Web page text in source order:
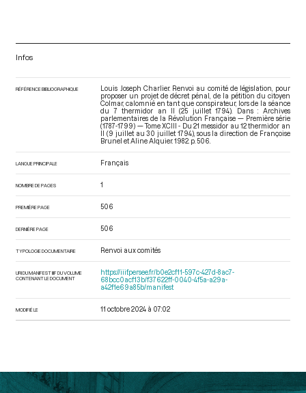
Infos
RÉFÉRENCE BIBLIOGRAPHIQUE
Louis Joseph Charlier. Renvoi au comité de législation, pour
proposer un projet de décret pénal, de la pétition du citoyen
Colmar, calomnié en tant que conspirateur, lors de la séance
du 7 thermidor an II (25 juillet 1794). Dans : Archives
parlementaires de la Révolution Française — Première série
(1787-1799) — Tome XCIII - Du 21 messidor au 12 thermidor an
II (9 juillet au 30 juillet 1794), sous la direction de Françoise
Brunel et Aline Alquier. 1982. p. 506.
LANGUE PRINCIPALE Français
NOMBRE DE PAGES 1
PREMIÈRE PAGE 506
DERNIÈRE PAGE 506
TYPOLOGIE DOCUMENTAIRE Renvoi aux comités
URI DU MANIFEST IIIF DU VOLUME
CONTENANT LE DOCUMENT
https://iiif.persee.fr/b0e2cf11-597c-427d-8ac7-
68bcc0acf13b/f37622ff-0040-4f5a-a29a-
a42f1e69a85b/manifest
MODIFIÉ LE 11 octobre 2024 à 07:02